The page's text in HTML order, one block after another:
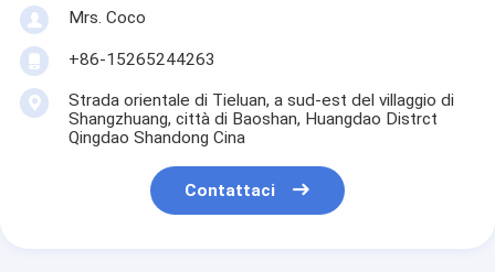
Mrs. Coco
+86-15265244263
Strada orientale di Tieluan, a sud-est del villaggio di
Shangzhuang, città di Baoshan, Huangdao Distrct
Qingdao Shandong Cina
Contattaci